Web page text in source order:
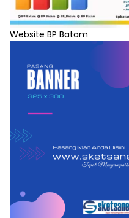
Website BP Batam